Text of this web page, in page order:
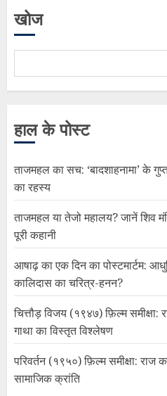
खोज
हाल के पोस्ट
ताजमहल का सच: ‘बादशाहनामा’ के
का रहस्य
ताजमहल या तेजो महालय? जानें शिव
पूरी कहानी
आषाढ़ का एक दिन का पोस्टमार्टम:
कालिदास का चरित्र-हनन?
चित्तौड़ विजय (१९४७) फ़िल्म
गाथा का विस्तृत विश्लेषण
परिवर्तन (१९५०) फ़िल्म समीक्षा:
सामाजिक क्रांति